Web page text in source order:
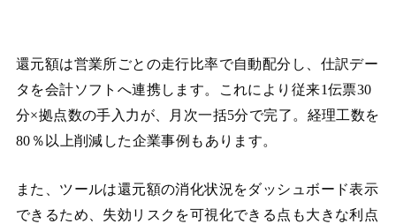
還元額は営業所ごとの走行比率で自動配分し、仕訳デー
タを会計ソフトへ連携します。これにより従来1伝票30
分×拠点数の手入力が、月次一括5分で完了。経理工数を
80％以上削減した企業事例もあります。
また、ツールは還元額の消化状況をダッシュボード表示
できるため、失効リスクを可視化できる点も大きな利点